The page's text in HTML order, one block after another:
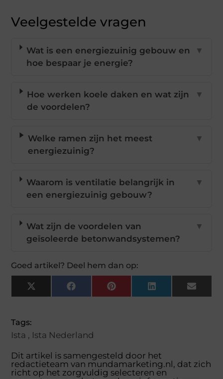
Veelgestelde vragen
Wat is een energiezuinig gebouw en
hoe bespaar je energie?
▼
Hoe werken koele daken en wat zijn
de voordelen?
▼
Welke ramen zijn het meest
energiezuinig?
▼
Waarom is ventilatie belangrijk in
een energiezuinig gebouw?
▼
Wat zijn de voordelen van
geïsoleerde betonwandsystemen?
▼
Goed artikel? Deel hem dan op:
X
(Twitter)
FacebookPinterestLinkedInEmail
Tags:
Ista , Ista Nederland
Dit artikel is samengesteld door het
redactieteam van mundamarketing.nl, dat zich
richt op het zorgvuldig selecteren en